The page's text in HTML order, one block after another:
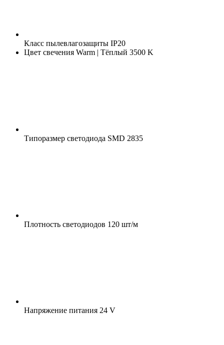
Класс пылевлагозащиты IP20
Цвет свечения Warm | Тёплый 3500 K
Типоразмер светодиода SMD 2835
Плотность светодиодов 120 шт/м
Напряжение питания 24 V